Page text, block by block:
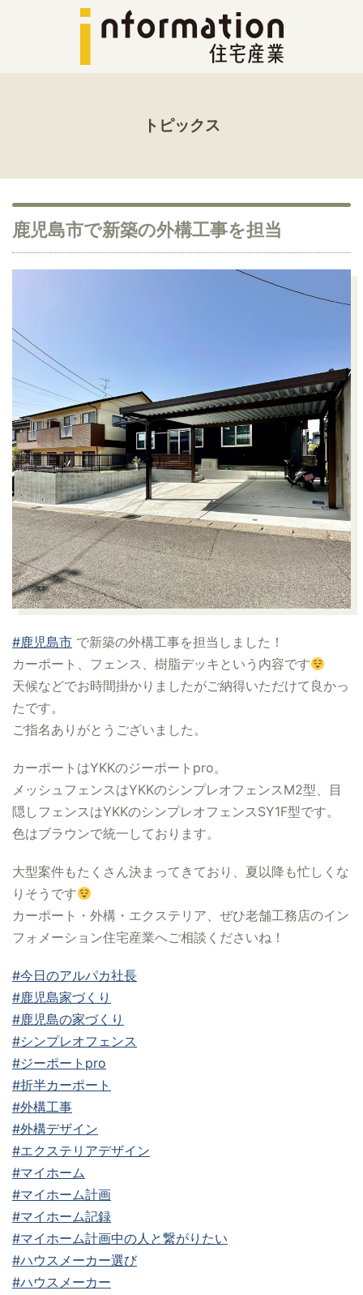
トピックス
鹿児島市で新築の外構工事を担当
#鹿児島市 で新築の外構工事を担当しました！
カーポート、フェンス、樹脂デッキという内容です
天候などでお時間掛かりましたがご納得いただけて良かっ
たです。
ご指名ありがとうございました。
カーポートはYKKのジーポートpro。
メッシュフェンスはYKKのシンプレオフェンスM2型、目
隠しフェンスはYKKのシンプレオフェンスSY1F型です。
色はブラウンで統一しております。
大型案件もたくさん決まってきており、夏以降も忙しくな
りそうです
カーポート・外構・エクステリア、ぜひ老舗工務店のイン
フォメーション住宅産業へご相談くださいね！
#今日のアルパカ社長
#鹿児島家づくり
#鹿児島の家づくり
#シンプレオフェンス
#ジーポートpro
#折半カーポート
#外構工事
#外構デザイン
#エクステリアデザイン
#マイホーム
#マイホーム計画
#マイホーム記録
#マイホーム計画中の人と繋がりたい
#ハウスメーカー選び
#ハウスメーカー